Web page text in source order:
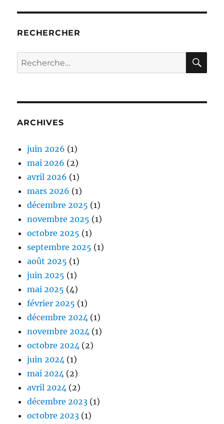
RECHERCHER
Recherche
pour :
ARCHIVES
juin 2026 (1)
mai 2026 (2)
avril 2026 (1)
mars 2026 (1)
décembre 2025 (1)
novembre 2025 (1)
octobre 2025 (1)
septembre 2025 (1)
août 2025 (1)
juin 2025 (1)
mai 2025 (4)
février 2025 (1)
décembre 2024 (1)
novembre 2024 (1)
octobre 2024 (2)
juin 2024 (1)
mai 2024 (2)
avril 2024 (2)
décembre 2023 (1)
octobre 2023 (1)